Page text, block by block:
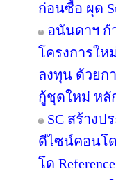
ก่อนซื้อ ผุด
อนันดาฯ ก้
โครงการใ
ลงทุน ด้วยก
กู้ชุดใหม่ หลั
SC สร้างป
ดีไซน์คอนโ
โด